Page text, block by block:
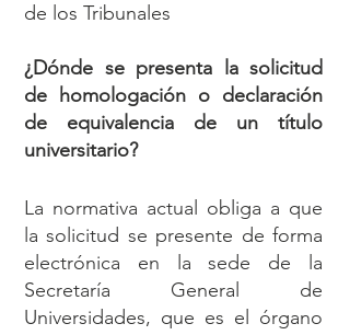
de los Tribunales
¿Dónde se presenta la solicitud
de homologación o declaración
de equivalencia de un título
universitario?
La normativa actual obliga a que
la solicitud se presente de forma
electrónica en la sede de la
Secretaría General de
Universidades, que es el órgano